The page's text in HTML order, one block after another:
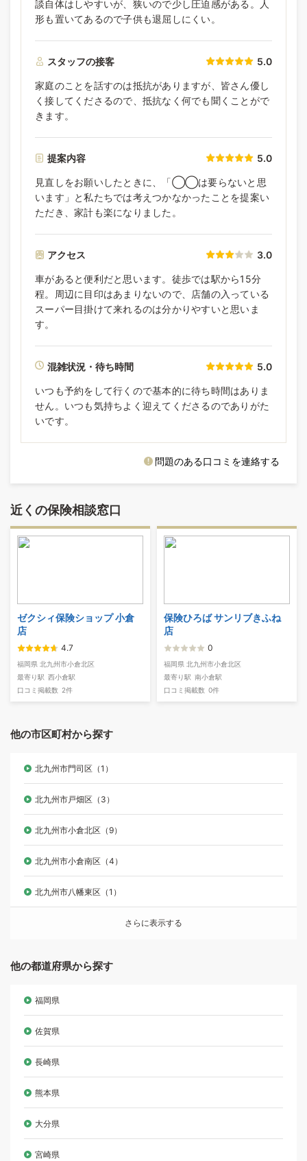
談自体はしやすいが、狭いので少し圧迫感がある。人
形も置いてあるので子供も退屈しにくい。
スタッフの接客 5.0
家庭のことを話すのは抵抗がありますが、皆さん優し
く接してくださるので、抵抗なく何でも聞くことがで
きます。
提案内容 5.0
見直しをお願いしたときに、「◯◯は要らないと思
います」と私たちでは考えつかなかったことを提案い
ただき、家計も楽になりました。
アクセス 3.0
車があると便利だと思います。徒歩では駅から15分
程。周辺に目印はあまりないので、店舗の入っている
スーパー目掛けて来れるのは分かりやすいと思いま
す。
混雑状況・待ち時間 5.0
いつも予約をして行くので基本的に待ち時間はありま
せん。いつも気持ちよく迎えてくださるのでありがた
いです。
問題のある口コミを連絡する
近くの保険相談窓口
ゼクシィ保険ショップ 小倉
店
4.7
福岡県 北九州市小倉北区
最寄り駅 西小倉駅
口コミ掲載数 2件
保険ひろば サンリブきふね
店
0
福岡県 北九州市小倉北区
最寄り駅 南小倉駅
口コミ掲載数 0件
他の市区町村から探す
北九州市門司区（1）
北九州市戸畑区（3）
北九州市小倉北区（9）
北九州市小倉南区（4）
北九州市八幡東区（1）
さらに表示する
他の都道府県から探す
福岡県
佐賀県
長崎県
熊本県
大分県
宮崎県